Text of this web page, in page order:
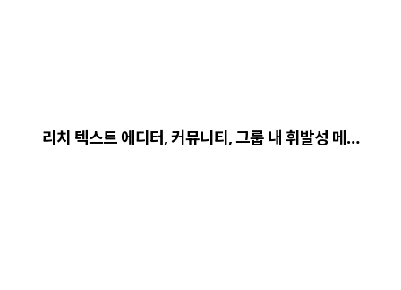
리치 텍스트 에디터, 커뮤니티, 그룹 내 휘발성 메…